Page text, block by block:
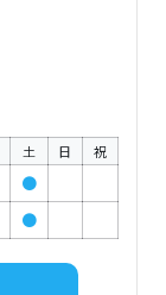
土 日 祝
●
●